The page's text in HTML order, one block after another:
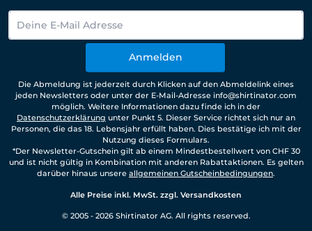
Anmelden
Die Abmeldung ist jederzeit durch Klicken auf den Abmeldelink eines
jeden Newsletters oder unter der E-Mail-Adresse info@shirtinator.com
möglich. Weitere Informationen dazu finde ich in der
Datenschutzerklärung unter Punkt 5. Dieser Service richtet sich nur an
Personen, die das 18. Lebensjahr erfüllt haben. Dies bestätige ich mit der
Nutzung dieses Formulars.
*Der Newsletter-Gutschein gilt ab einem Mindestbestellwert von CHF 30
und ist nicht gültig in Kombination mit anderen Rabattaktionen. Es gelten
darüber hinaus unsere allgemeinen Gutscheinbedingungen.
Alle Preise inkl. MwSt. zzgl. Versandkosten
© 2005 - 2026 Shirtinator AG. All rights reserved.